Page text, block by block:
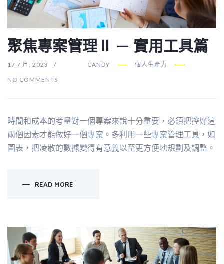
聚焦專案管理Ⅱ — 實用工具篇
17 7 月, 2023 CANDY
個人生產力
NO COMMENTS
時間和成本的考量對一個專案來說十分重要，必須把控好這
兩個因素才能做好一個專案。多利用一些專案管理工具，如
圖表，把凌散的數據變得有意義以至更方便地規劃及調整。
READ MORE